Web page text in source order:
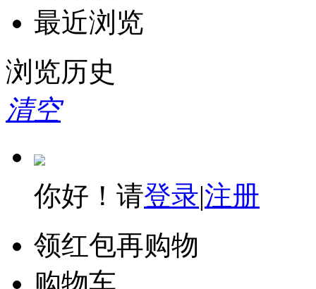
最近浏览
浏览历史
清空
你好！请登录|注册
领红包再购物
购物车